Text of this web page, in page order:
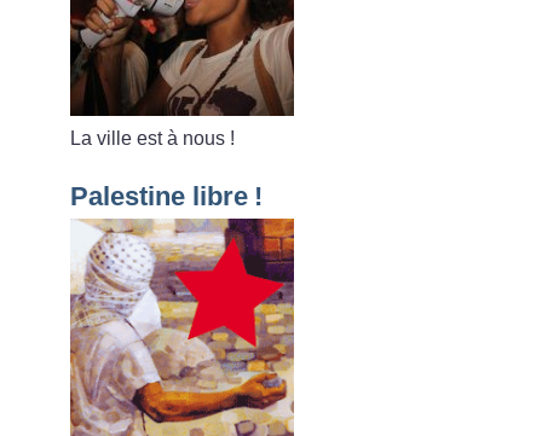
La ville est à nous !
Palestine libre !